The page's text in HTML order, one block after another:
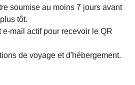
soumise au moins 7 jours avant
tôt.
e-mail actif pour recevoir le QR
de voyage et d'hébergement.